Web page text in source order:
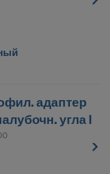
адаптер
угла I